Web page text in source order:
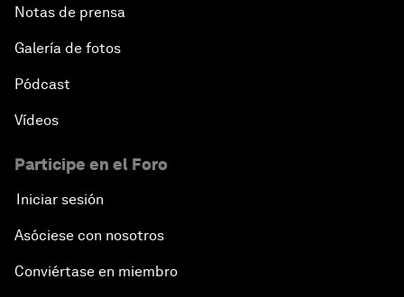
Notas de prensa
Galería de fotos
Pódcast
Vídeos
Participe en el Foro
Iniciar sesión
Asóciese con nosotros
Conviértase en miembro